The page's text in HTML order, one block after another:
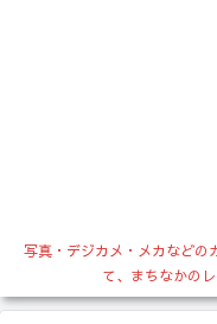
写真・デジカメ・メカなどの
て、まちなかの